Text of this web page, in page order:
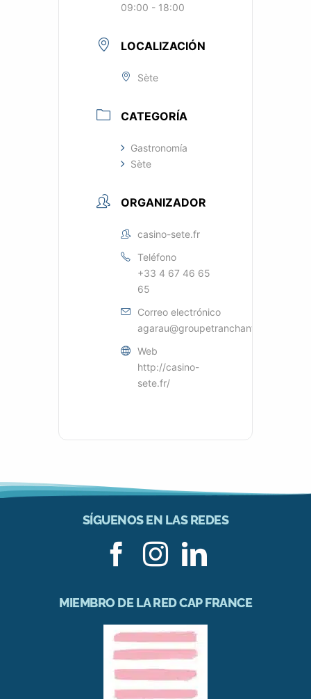
09:00 - 18:00
LOCALIZACIÓN
Sète
CATEGORÍA
Gastronomía
Sète
ORGANIZADOR
casino-sete.fr
Teléfono
+33 4 67 46 65
65
Correo electrónico
agarau@groupetranchant.com
Web
http://casino-
sete.fr/
SÍGUENOS EN LAS REDES
MIEMBRO DE LA RED CAP FRANCE